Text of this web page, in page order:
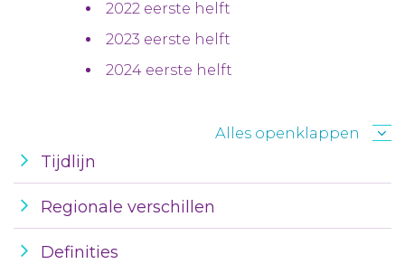
2022 eerste helft
2023 eerste helft
2024 eerste helft
Alles openklappen
Tijdlijn
Regionale verschillen
Definities